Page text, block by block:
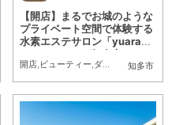
雑貨,まちネタ 知多市
【開店】まるでお城のような
プライベート空間で体験する
水素エステサロン「yuara
（ユアラ）」が知多市で5/27
(水)オープン／ちたまる広告
開店, ビューティー ダイエット ,ちたまる